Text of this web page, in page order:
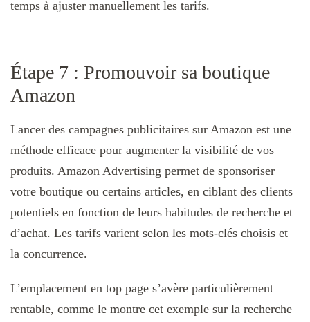
temps à ajuster manuellement les tarifs.
Étape 7 : Promouvoir sa boutique
Amazon
Lancer des campagnes publicitaires sur Amazon est une
méthode efficace pour augmenter la visibilité de vos
produits. Amazon Advertising permet de sponsoriser
votre boutique ou certains articles, en ciblant des clients
potentiels en fonction de leurs habitudes de recherche et
d’achat. Les tarifs varient selon les mots-clés choisis et
la concurrence.
L’emplacement en top page s’avère particulièrement
rentable, comme le montre cet exemple sur la recherche